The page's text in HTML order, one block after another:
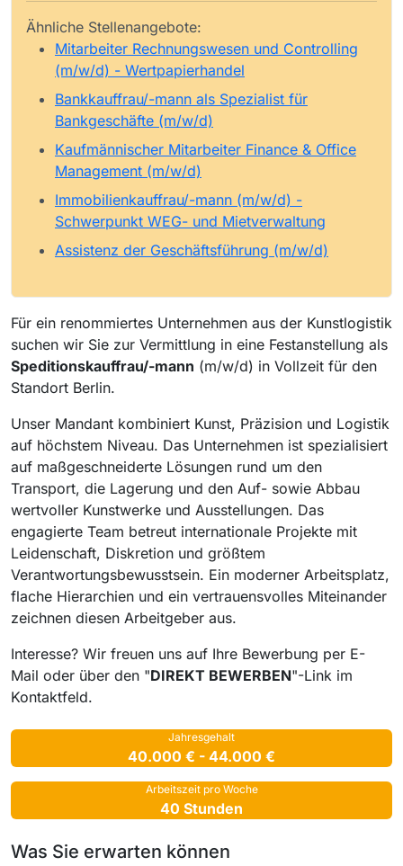
Ähnliche Stellenangebote:
Mitarbeiter Rechnungswesen und Controlling
(m/w/d) - Wertpapierhandel
Bankkauffrau/-mann als Spezialist für
Bankgeschäfte (m/w/d)
Kaufmännischer Mitarbeiter Finance & Office
Management (m/w/d)
Immobilienkauffrau/-mann (m/w/d) -
Schwerpunkt WEG- und Mietverwaltung
Assistenz der Geschäftsführung (m/w/d)
Für ein renommiertes Unternehmen aus der Kunstlogistik
suchen wir Sie zur Vermittlung in eine Festanstellung als
Speditionskauffrau/-mann (m/w/d) in Vollzeit für den
Standort Berlin.
Unser Mandant kombiniert Kunst, Präzision und Logistik
auf höchstem Niveau. Das Unternehmen ist spezialisiert
auf maßgeschneiderte Lösungen rund um den
Transport, die Lagerung und den Auf- sowie Abbau
wertvoller Kunstwerke und Ausstellungen. Das
engagierte Team betreut internationale Projekte mit
Leidenschaft, Diskretion und größtem
Verantwortungsbewusstsein. Ein moderner Arbeitsplatz,
flache Hierarchien und ein vertrauensvolles Miteinander
zeichnen diesen Arbeitgeber aus.
Interesse? Wir freuen uns auf Ihre Bewerbung per E-
Mail oder über den "DIREKT BEWERBEN"-Link im
Kontaktfeld.
Jahresgehalt
40.000 € - 44.000 €
Arbeitszeit pro Woche
40 Stunden
Was Sie erwarten können